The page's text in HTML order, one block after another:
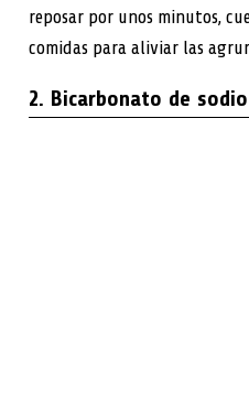
reposar por unos minutos,
comidas para aliviar las
2. Bicarbonato de sodio